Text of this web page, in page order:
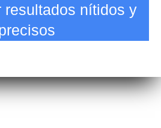
resultados nítidos y